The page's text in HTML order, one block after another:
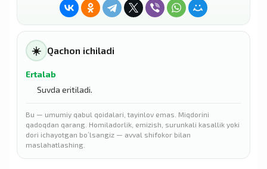
☀️ Qachon ichiladi
Ertalab
Suvda eritiladi.
Bu — umumiy qabul qoidalari, tayinlov emas. Miqdorini
qadoqdan qarang. Homiladorlik, emizish, surunkali kasallik yoki
dori ichayotgan boʻlsangiz — avval shifokor bilan
maslahatlashing.